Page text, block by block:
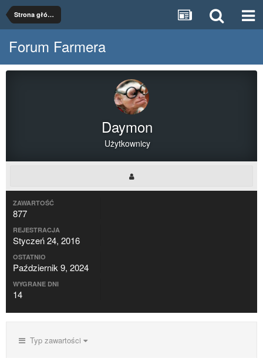
Strona główna
Forum Farmera
Daymon
Użytkownicy
ZAWARTOŚĆ
877
REJESTRACJA
Styczeń 24, 2016
OSTATNIO
Październik 9, 2024
WYGRANE DNI
14
Typ zawartości